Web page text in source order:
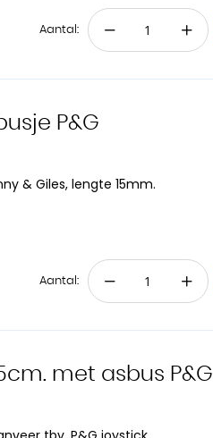
Aantal: − +
P&G
& Giles, lengte 15mm.
Aantal: − +
met asbus P&G